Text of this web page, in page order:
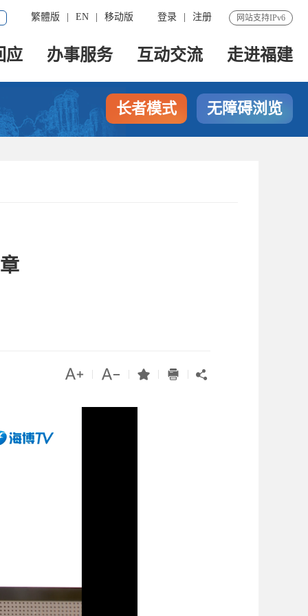
网站支持IPv6
登录 注册
繁體版 EN 移动版
应 办事服务 互动交流 走进福建
长者模式 无障碍浏览
    